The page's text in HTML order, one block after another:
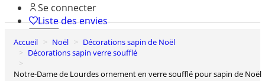
Se connecter
Liste des envies
0
Panier
Accueil Noël
Décorations sapin de Noël
Décorations sapin verre soufflé
Notre-Dame de Lourdes ornement en verre soufflé pour sapin de Noël